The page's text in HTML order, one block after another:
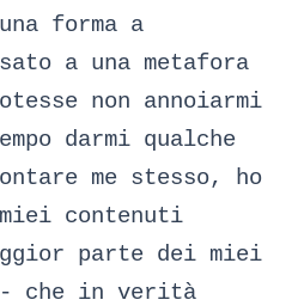
forma a
a una metafora
non annoiarmi
darmi qualche
me stesso, ho
contenuti
parte dei miei
che in verità